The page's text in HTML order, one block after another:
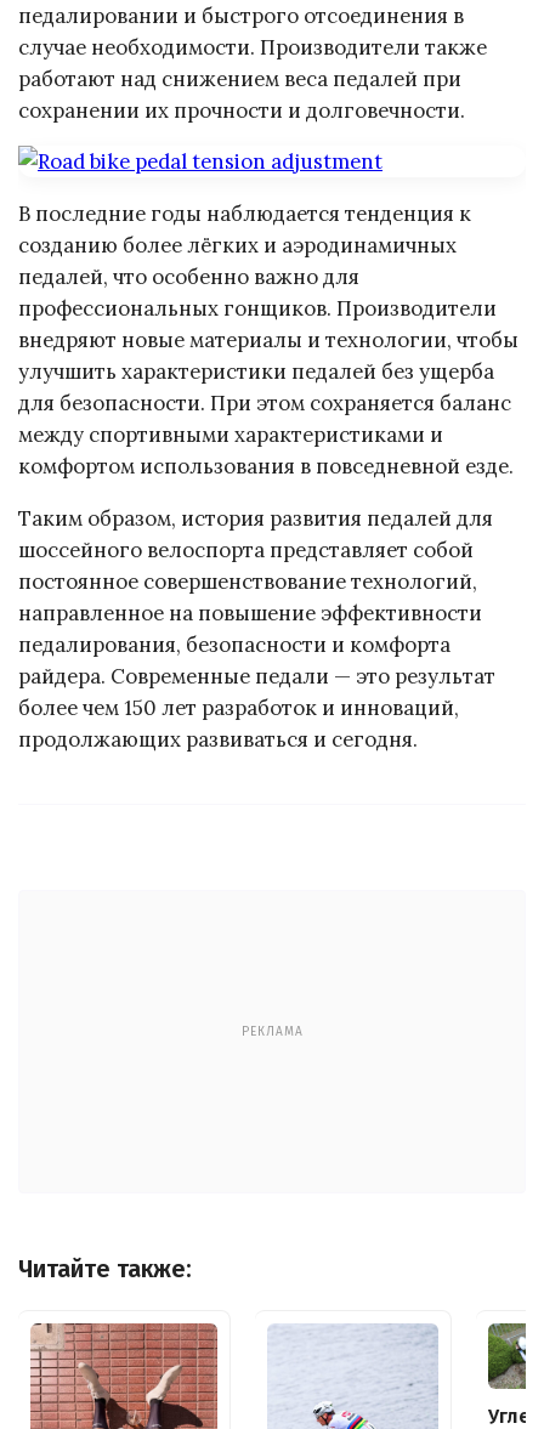
педалировании и быстрого отсоединения в
случае необходимости. Производители также
работают над снижением веса педалей при
сохранении их прочности и долговечности.
В последние годы наблюдается тенденция к
созданию более лёгких и аэродинамичных
педалей, что особенно важно для
профессиональных гонщиков. Производители
внедряют новые материалы и технологии, чтобы
улучшить характеристики педалей без ущерба
для безопасности. При этом сохраняется баланс
между спортивными характеристиками и
комфортом использования в повседневной езде.
Таким образом, история развития педалей для
шоссейного велоспорта представляет собой
постоянное совершенствование технологий,
направленное на повышение эффективности
педалирования, безопасности и комфорта
райдера. Современные педали — это результат
более чем 150 лет разработок и инноваций,
продолжающих развиваться и сегодня.
РЕКЛАМА
Читайте также: